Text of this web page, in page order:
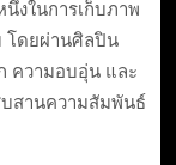
งในการเก็บภาพ
โดยผ่านศิลปิน
ความอบอุ่น และ
บสานความสัมพันธ์